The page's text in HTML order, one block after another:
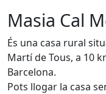
Masia Cal
És una casa rural
Martí de Tous, a 10
Barcelona.
Pots llogar la casa